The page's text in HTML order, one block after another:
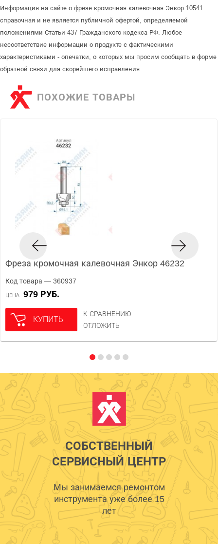
Информация на сайте о фрезе кромочная калевочная Энкор 10541
справочная и не является публичной офертой, определяемой
положениями Статьи 437 Гражданского кодекса РФ. Любое
несоответствие информации о продукте с фактическими
характеристиками - опечатки, о которых мы просим сообщать в форме
обратной связи для скорейшего исправления.
ПОХОЖИЕ ТОВАРЫ
Фреза кромочная калевочная Энкор 46232
Код товара — 360937
ЦЕНА 979 РУБ.
КУПИТЬ
К СРАВНЕНИЮ
ОТЛОЖИТЬ
СОБСТВЕННЫЙ
СЕРВИСНЫЙ ЦЕНТР
Мы занимаемся ремонтом
инструмента уже более 15
лет